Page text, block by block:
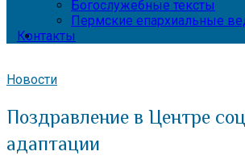
Богослужебные тексты
Пермские епархиальные
Контакты
Новости
Поздравление в Центре
адаптации